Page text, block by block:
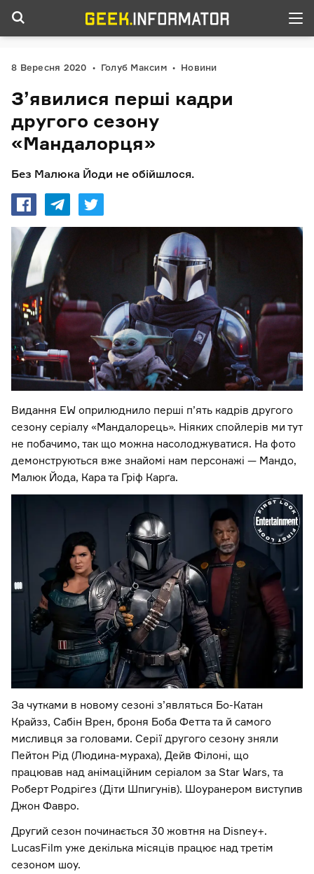
8 Вересня 2020 Голуб Максим Новини
З’явилися перші кадри
другого сезону
«Мандалорця»
Без Малюка Йоди не обійшлося.
Видання EW оприлюднило перші п’ять кадрів другого
сезону серіалу «Мандалорець». Ніяких спойлерів ми тут
не побачимо, так що можна насолоджуватися. На фото
демонструються вже знайомі нам персонажі — Мандо,
Малюк Йода, Кара та Гріф Карґа.
За чутками в новому сезоні з’являться Бо-Катан
Крайзз, Сабін Врен, броня Боба Фетта та й самого
мисливця за головами. Серії другого сезону зняли
Пейтон Рід (Людина-мураха), Дейв Філоні, що
працював над анімаційним серіалом за Star Wars, та
Роберт Родріґез (Діти Шпигунів). Шоуранером виступив
Джон Фавро.
Другий сезон починається 30 жовтня на Disney+.
LucasFilm уже декілька місяців працює над третім
сезоном шоу.